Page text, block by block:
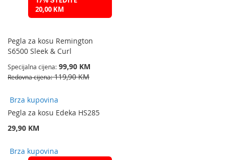
20,00 KM
Pegla za kosu Remington
S6500 Sleek & Curl
Specijalna cijena 99,90 KM
Redovna cijena 119,90 KM
Brza kupovina
Pegla za kosu Edeka HS285
29,90 KM
Brza kupovina